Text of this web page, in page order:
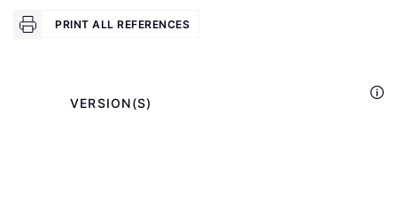
J.
PRINT ALL REFERENCES